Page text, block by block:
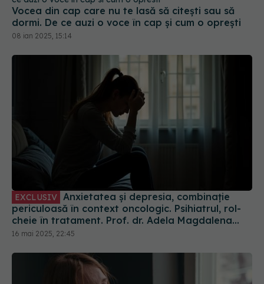
Vocea din cap care nu te lasă să citești sau să
dormi. De ce auzi o voce în cap și cum o oprești
08 ian 2025, 15:14
EXCLUSIV
periculoasă în context oncologic. Psihiatrul, rol-
cheie în tratament. Prof. dr. Adela Magdalena
Ciobanu: Greu de tratat
16 mai 2025, 22:45